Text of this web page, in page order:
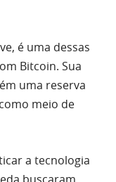
é uma dessas
Bitcoin. Sua
uma reserva
meio de
a tecnologia